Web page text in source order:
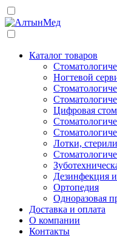
Каталог товаров
Ногтевой
Цифровая
Лотки,
Дезинфекция
Ортопедия
Одноразовая
Доставка и оплата
О компании
Контакты